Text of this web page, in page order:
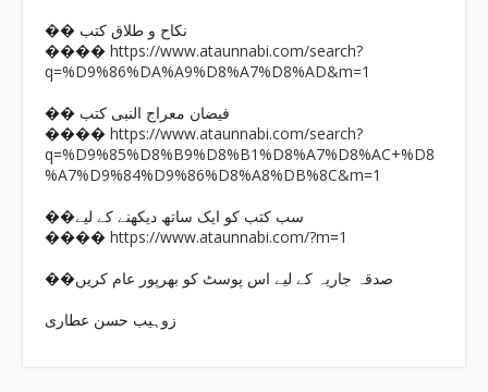
�� نکاح و طلاق کتب
���� https://www.ataunnabi.com/search?
q=%D9%86%DA%A9%D8%A7%D8%AD&m=1
�� فیضان معراج النبی کتب
���� https://www.ataunnabi.com/search?
q=%D9%85%D8%B9%D8%B1%D8%A7%D8%AC+%D8
%A7%D9%84%D9%86%D8%A8%DB%8C&m=1
��سب کتب کو ایک ساتھ دیکھنے کے لیے
���� https://www.ataunnabi.com/?m=1
��صدقہ جاریہ کے لیے اس پوسٹ کو بھرپور عام کریں
زوہیب حسن عطاری